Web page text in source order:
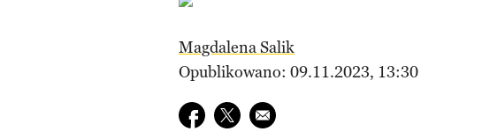
Magdalena Salik
Opublikowano: 09.11.2023, 13:30
Udostępnij na facebook
Udostępnij na twitter
E-mail do przyjaciela